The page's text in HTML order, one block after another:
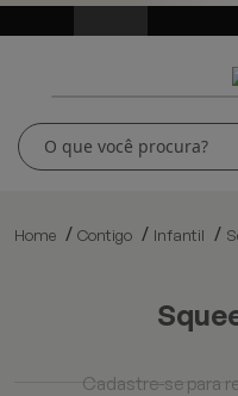
Home Contigo Infantil
Cadastre-se para